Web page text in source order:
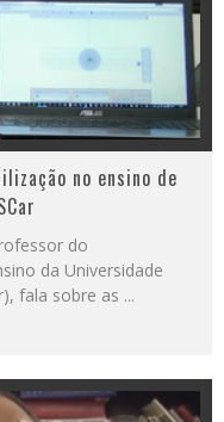
no ensino de
do
da Universidade
fala sobre as ...